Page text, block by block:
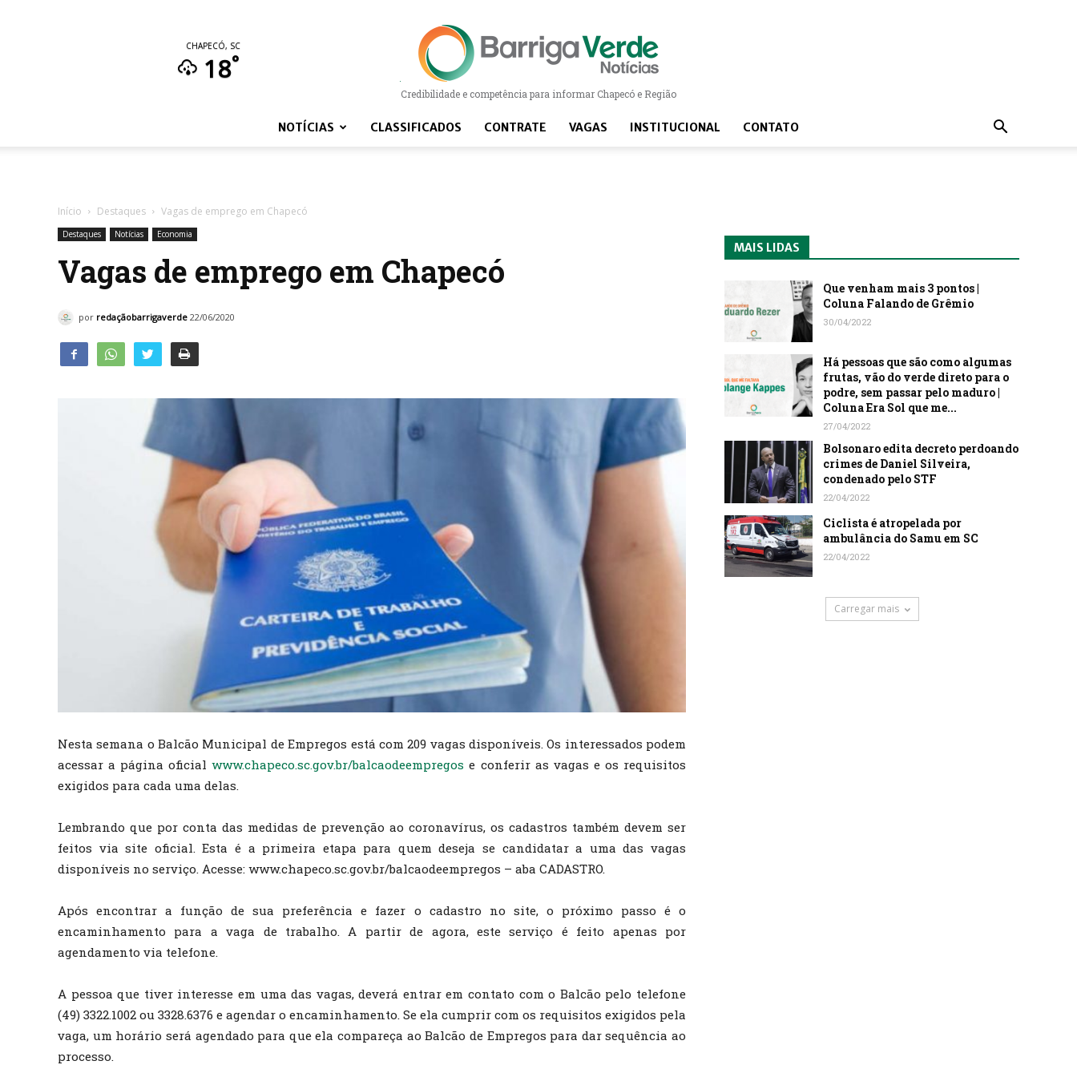
CHAPECÓ, SC
18°
Barriga Verde Notícias
Credibilidade e competência para informar Chapecó e Região
NOTÍCIAS CLASSIFICADOS CONTRATE VAGAS INSTITUCIONAL CONTATO
Início Destaques Vagas de emprego em Chapecó
Destaques Notícias Economia
Vagas de emprego em Chapecó
por redaçãobarrigaverde 22/06/2020
Nesta semana o Balcão Municipal de Empregos está com 209 vagas disponíveis. Os interessados podem
acessar a página oficialwww.chapeco.sc.gov.br/balcaodeempregos e conferir as vagas e os requisitos
exigidos para cada uma delas.
Lembrando que por conta das medidas de prevenção ao coronavírus, os cadastros também devem ser
feitos via site oficial. Esta é a primeira etapa para quem deseja se candidatar a uma das vagas
disponíveis no serviço. Acesse: www.chapeco.sc.gov.br/balcaodeempregos – aba CADASTRO.
Após encontrar a função de sua preferência e fazer o cadastro no site, o próximo passo é o
encaminhamento para a vaga de trabalho. A partir de agora, este serviço é feito apenas por
agendamento via telefone.
A pessoa que tiver interesse em uma das vagas, deverá entrar em contato com o Balcão pelo telefone
(49) 3322.1002 ou 3328.6376 e agendar o encaminhamento. Se ela cumprir com os requisitos exigidos pela
vaga, um horário será agendado para que ela compareça ao Balcão de Empregos para dar sequência ao
processo.
MAIS LIDAS
Que venham mais 3 pontos |
Coluna Falando de Grêmio
30/04/2022
Há pessoas que são como algumas
frutas, vão do verde direto para o
podre, sem passar pelo maduro |
Coluna Era Sol que me...
27/04/2022
Bolsonaro edita decreto perdoando
crimes de Daniel Silveira,
condenado pelo STF
22/04/2022
Ciclista é atropelada por
ambulância do Samu em SC
22/04/2022
Carregar mais